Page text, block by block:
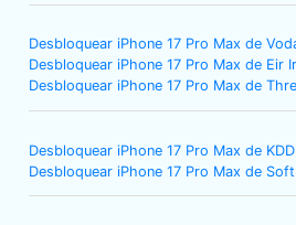
Desbloquear iPhone 17 Pro Max de
Desbloquear iPhone 17 Pro Max de Eir
Desbloquear iPhone 17 Pro Max de
Desbloquear iPhone 17 Pro Max de
Desbloquear iPhone 17 Pro Max de